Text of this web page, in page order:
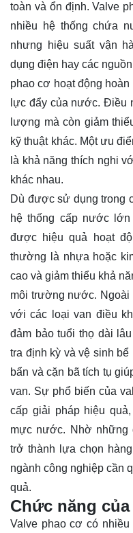
toàn và ổn định. Valve
nhiều hệ thống chứa
nhưng hiệu suất vận
dụng điện hay các
phao cơ hoạt động
lực đẩy của nước. Điều
lượng mà còn giảm
kỹ thuật khác. Một ưu
là khả năng thích nghi
khác nhau.
Dù được sử dụng trong
hệ thống cấp nước
được hiệu quả hoạt
thường là nhựa hoặc
cao và giảm thiểu khả
môi trường nước. Ngoài
với các loại van điều
đảm bảo tuổi thọ dài
tra định kỳ và vệ sinh
bẩn và cặn bã tích tụ
van. Sự phổ biến của
cấp giải pháp hiệu
mực nước. Nhờ những
trở thành lựa chọn
ngành công nghiệp cần
quả.
Chức năng
Valve phao cơ có